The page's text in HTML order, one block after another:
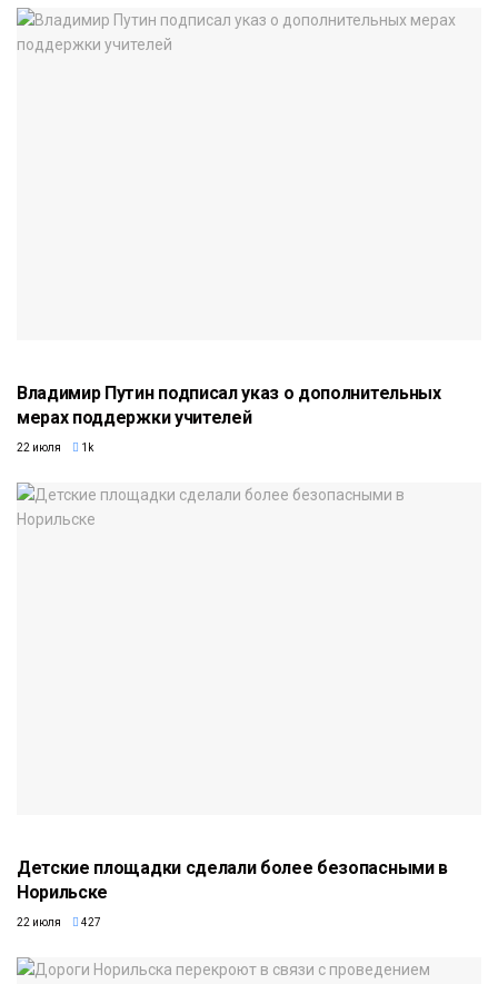
Владимир Путин подписал указ о дополнительных
мерах поддержки учителей
22 июля 1k
Детские площадки сделали более безопасными в
Норильске
22 июля 427